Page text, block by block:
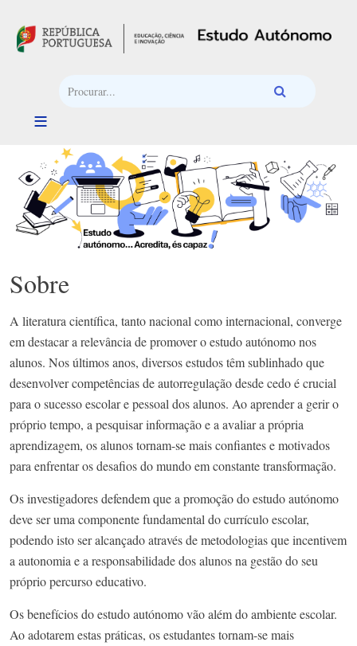
Sobre
A literatura científica, tanto nacional como internacional, converge
em destacar a relevância de promover o estudo autónomo nos
alunos. Nos últimos anos, diversos estudos têm sublinhado que
desenvolver competências de autorregulação desde cedo é crucial
para o sucesso escolar e pessoal dos alunos. Ao aprender a gerir o
próprio tempo, a pesquisar informação e a avaliar a própria
aprendizagem, os alunos tornam-se mais confiantes e motivados
para enfrentar os desafios do mundo em constante transformação.
Os investigadores defendem que a promoção do estudo autónomo
deve ser uma componente fundamental do currículo escolar,
podendo isto ser alcançado através de metodologias que incentivem
a autonomia e a responsabilidade dos alunos na gestão do seu
próprio percurso educativo.
Os benefícios do estudo autónomo vão além do ambiente escolar.
Ao adotarem estas práticas, os estudantes tornam-se mais